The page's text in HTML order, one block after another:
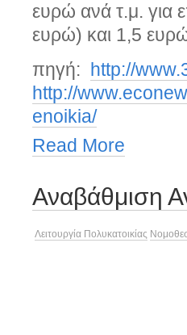
ευρώ ανά τ.μ. για
ευρώ) και 1,5
πηγή:
http://
http://
enoikia/
Read More
Αναβάθμιση
Λειτουργία Πολυκατοικίας